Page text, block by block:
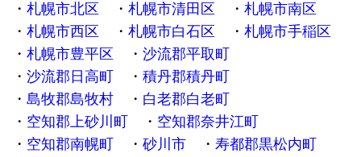
札幌市北区
札幌市清田区
札幌市南区
札幌市西区
札幌市白石区
札幌市手稲区
札幌市豊平区
沙流郡平取町
沙流郡日高町
積丹郡積丹町
島牧郡島牧村
白老郡白老町
空知郡上砂川町
空知郡奈井江町
空知郡南幌町
砂川市
寿都郡黒松内町